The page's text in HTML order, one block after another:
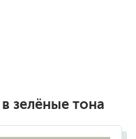
зелёные тона